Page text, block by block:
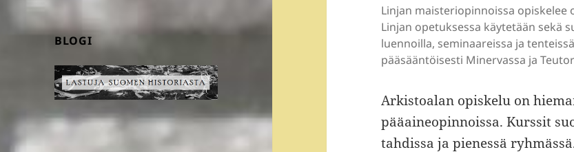
BLOGI
Linjan maisteriopinnoissa
Linjan opetuksessa käytetään sekä
luennoilla, seminaareissa ja
pääsääntöisesti Minervassa ja
Arkistoalan opiskelu on
pääaineopinnoissa. Kurssit
tahdissa ja pienessä